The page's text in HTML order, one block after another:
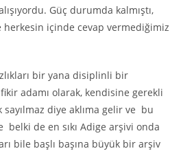
Güç durumda kalmıştı,
herkesin içinde cevap vermediğimiz
bir yana disiplinli bir
adamı olarak, kendisine gerekli
diye aklıma gelir ve bu
belki de en sıkıAdige arşivi onda
bile başlı başına büyük bir arşiv